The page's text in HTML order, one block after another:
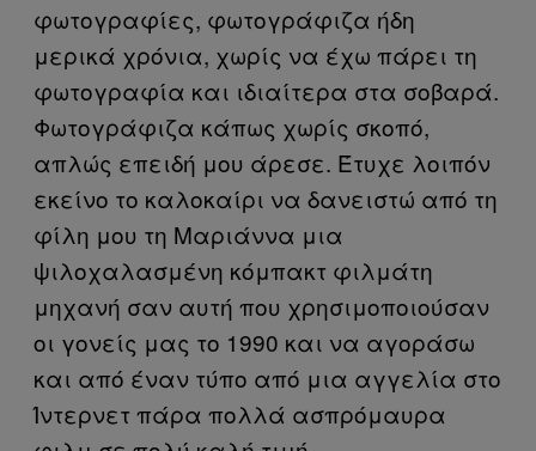
φωτογραφίες, φωτογράφιζα ήδη
μερικά χρόνια, χωρίς να έχω πάρει τη
φωτογραφία και ιδιαίτερα στα σοβαρά.
Φωτογράφιζα κάπως χωρίς σκοπό,
απλώς επειδή μου άρεσε. Έτυχε λοιπόν
εκείνο το καλοκαίρι να δανειστώ από τη
φίλη μου τη Μαριάννα μια
ψιλοχαλασμένη κόμπακτ φιλμάτη
μηχανή σαν αυτή που χρησιμοποιούσαν
οι γονείς μας το 1990 και να αγοράσω
και από έναν τύπο από μια αγγελία στο
Ίντερνετ πάρα πολλά ασπρόμαυρα